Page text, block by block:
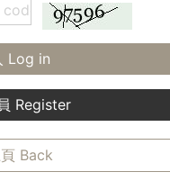
Log in
Register
Back